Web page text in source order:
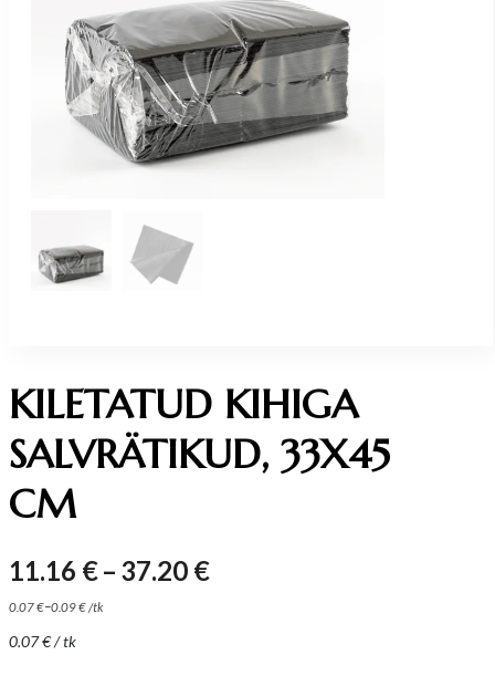
KILETATUD KIHIGA
SALVRÄTIKUD, 33X45
CM
11.16 €– 37.20 €Hinnavahemik:
0.07€–0.09€/tk
0.07€/ tk